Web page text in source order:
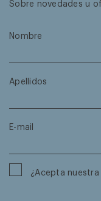
Nombre
Apellidos
E-mail
¿Acepta nuestra